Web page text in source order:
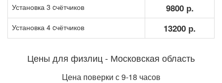
Установка 3 cчётчиков 9800 р.
Установка 4 cчётчиков 13200 р.
Цены для физлиц - Московская область
Цена поверки с 9-18 часов